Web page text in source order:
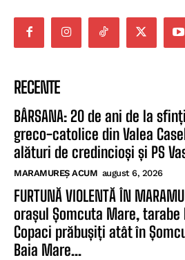
RECENTE
BÂRSANA: 20 de ani de la
greco-catolice din Valea
alături de credincioși și PS
MARAMUREȘ ACUM august 6, 2026
FURTUNĂ VIOLENTĂ ÎN
orașul Șomcuta Mare,
Copaci prăbușiți atât în
Baia Mare...